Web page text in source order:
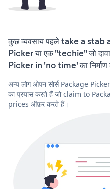
कुछ व्यवसाय पहले take a
Picker या एक "techie" जो
Picker in 'no time' का
अन्य लोग ओपन सोर्स Package
का प्रयास करते हैं जो claim to
prices ऑफ़र करते हैं।